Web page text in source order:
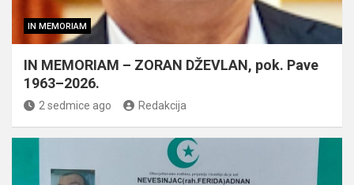
IN MEMORIAM
IN MEMORIAM – ZORAN DŽEVLAN, pok. Pave
1963–2026.
2 sedmice ago Redakcija